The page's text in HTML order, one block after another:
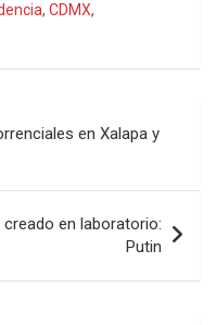
, CDMX,
en Xalapa y
en laboratorio:
Putin